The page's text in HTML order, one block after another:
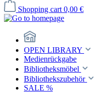
Shopping cart 0,00 €
OPEN LIBRARY
Medienrückgabe
Bibliotheksmöbel
Bibliothekszubehör
SALE %